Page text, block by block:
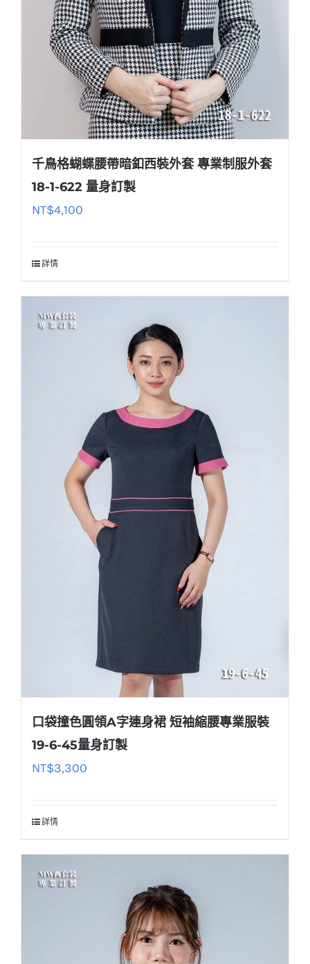
千鳥格蝴蝶腰帶暗釦西裝外套 專業制服外套
18-1-622 量身訂製
NT$4,100
詳情
口袋撞色圓領A字連身裙 短袖縮腰專業服裝
19-6-45量身訂製
NT$3,300
詳情